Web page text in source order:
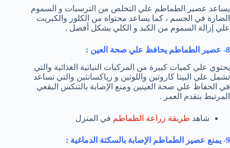
يساعد عصير الطماطم علي التخلص من الترسبات و السموم
الضارة في الجسم ، كما يساعد محتواه من الكلور والكبريت
علي إزالة السموم من الكبد و الكلي بشكل أفضل .
8- عصير الطماطم يحافظ علي صحة العين :
يحتوي علي كميات كبيرة من المركبات النباتية الغذائية والتي
تشمل علي البيتا كاروتين واللوتين و زياكسانثين والتي تساعد
في الحفاظ علي صحة العينين ومنع الإصابة بالتنكس البقعي
المرتبط بتقدم العمر .
شاهد طريقة زراعة الطماطم في المنزل
9- يمنع عصير الطماطم الإصابة بالسكتة الدماغية :